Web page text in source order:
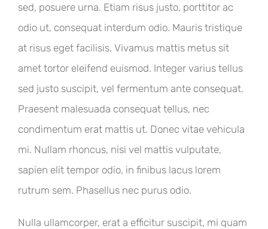
sed, posuere urna. Etiam risus justo, porttitor ac
odio ut, consequat interdum odio. Mauris tristique
at risus eget facilisis. Vivamus mattis metus sit
amet tortor eleifend euismod. Integer varius tellus
sed justo suscipit, vel fermentum ante consequat.
Praesent malesuada consequat tellus, nec
condimentum erat mattis ut. Donec vitae vehicula
mi. Nullam rhoncus, nisi vel mattis vulputate,
sapien elit tempor odio, in finibus lacus lorem
rutrum sem. Phasellus nec purus odio.
Nulla ullamcorper, erat a efficitur suscipit, mi quam